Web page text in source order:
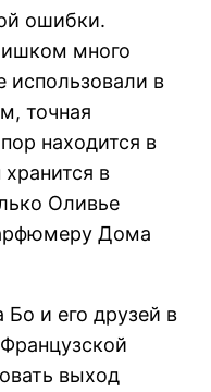
ошибки.
много
использовали в
точная
находится в
в
Оливье
Дома
и его друзей в
выход